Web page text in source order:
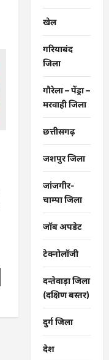
खेल
गरियाबंद
जिला
गौरेला – पेंड्रा –
मरवाही जिला
छत्तीसगढ़
जशपुर जिला
जांजगीर-
चाम्पा जिला
जॉब अपडेट
टेक्नोलॉजी
दन्तेवाड़ा जिला
(दक्षिण बस्तर)
दुर्ग जिला
देश